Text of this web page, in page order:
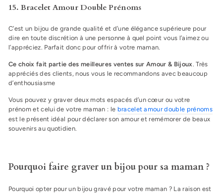
15. Bracelet Amour Double Prénoms
C’est un bijou de grande qualité et d’une élégance supérieure pour
dire en toute discrétion à une personne à quel point vous l’aimez ou
l’appréciez. Parfait donc pour offrir à votre maman.
Ce choix fait partie des meilleures ventes sur Amour & Bijoux . Très
appréciés des clients, nous vous le recommandons avec beaucoup
d’enthousiasme
Vous pouvez y graver deux mots espacés d’un cœur ou votre
prénom et celui de votre maman : le bracelet amour double prénoms
est le présent idéal pour déclarer son amour et remémorer de beaux
souvenirs au quotidien.
Pourquoi faire graver un bijou pour sa maman ?
Pourquoi opter pour un bijou gravé pour votre maman ? La raison est